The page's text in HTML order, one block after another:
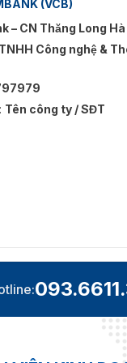
có nhiều chính
giá hợp lý. Liên
es-32b11a!!!
(VCB)
– CN Thăng Long Hà
Công nghệ &
Tên công ty / SĐT